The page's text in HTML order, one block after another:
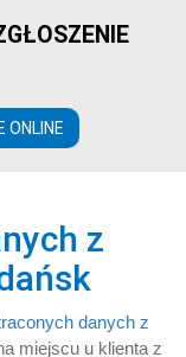
ONLINE
z
danych z
miejscu u klienta z